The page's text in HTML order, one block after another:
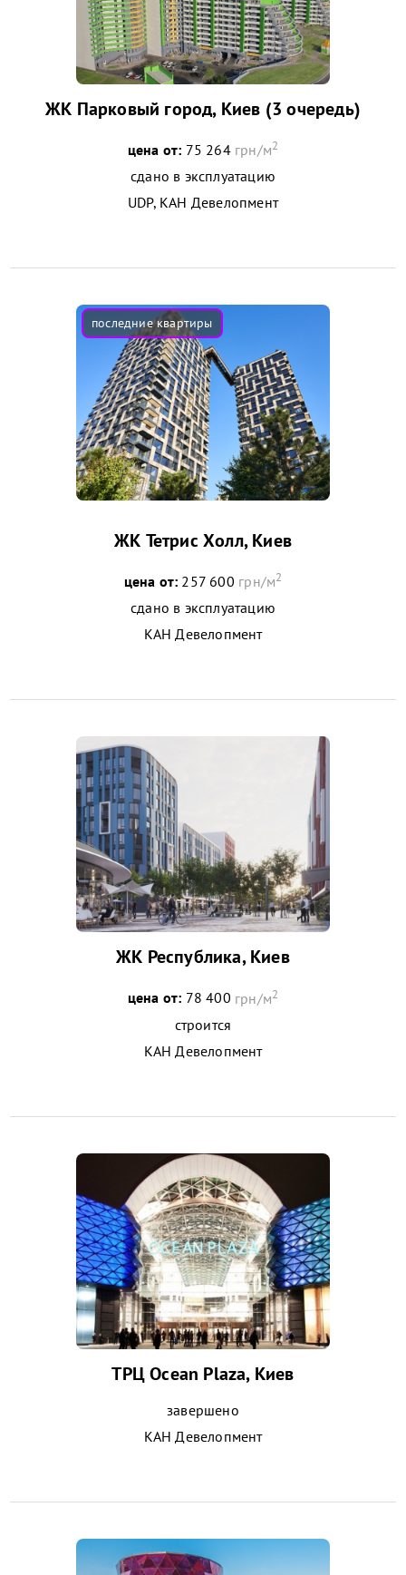
ЖК Парковый город, Киев (3 очередь)
цена от: 75 264 грн/м2
сдано в эксплуатацию
UDP, КАН Девелопмент
ЖК Тетрис Холл, Киев
цена от: 257 600 грн/м2
сдано в эксплуатацию
КАН Девелопмент
ЖК Республика, Киев
цена от: 78 400 грн/м2
строится
КАН Девелопмент
ТРЦ Ocean Plaza, Киев
завершено
КАН Девелопмент